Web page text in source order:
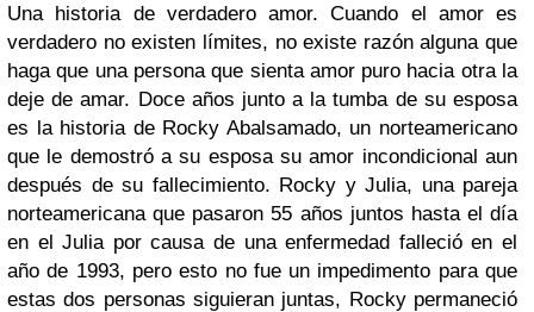
Una historia de verdadero amor. Cuando el amor es
verdadero no existen límites, no existe razón alguna que
haga que una persona que sienta amor puro hacia otra la
deje de amar. Doce años junto a la tumba de su esposa
es la historia de Rocky Abalsamado, un norteamericano
que le demostró a su esposa su amor incondicional aun
después de su fallecimiento. Rocky y Julia, una pareja
norteamericana que pasaron 55 años juntos hasta el día
en el Julia por causa de una enfermedad falleció en el
año de 1993, pero esto no fue un impedimento para que
estas dos personas siguieran juntas, Rocky permaneció